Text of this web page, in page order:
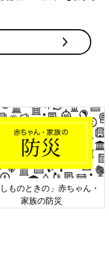
占術 細木かおりさんの人生
相談